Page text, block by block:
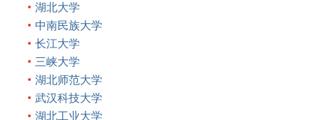
湖北大学
中南民族大学
长江大学
三峡大学
湖北师范大学
武汉科技大学
湖北工业大学